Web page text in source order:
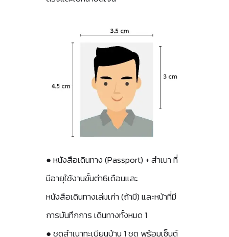
● หนังสือเดินทาง (Passport) + สำเนา ที่
มีอายุใช้งานขั้นต่า6เดือนและ
หนังสือเดินทางเล่มเก่า (ถ้ามี) และหน้าที่มี
การบันทึกการ เดินทางทั้งหมด 1
● ชุดสำเนาทะเบียนบ้าน 1 ชุด พร้อมเซ็นต์